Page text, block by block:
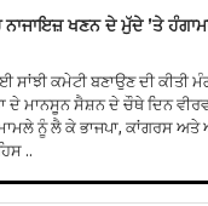
ਨਾਜਾਇਜ਼ ਖਣਨ ਦੇ ਮੁੱਦੇ ’ਤੇ
ਸਾਂਝੀ ਕਮੇਟੀ ਬਣਾਉਣ ਦੀ ਕੀਤੀ
ਦੇ ਮਾਨਸੂਨ ਸੈਸ਼ਨ ਦੇ ਚੌਥੇ ਦਿਨ
ਨੂੰ ਲੈ ਕੇ ਭਾਜਪਾ, ਕਾਂਗਰਸ
..